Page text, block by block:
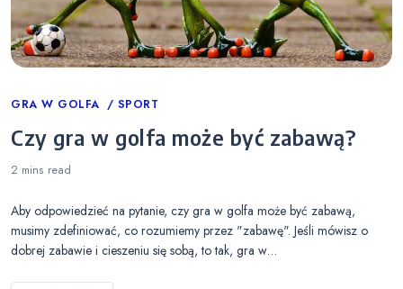
Categories
GRA W GOLFA SPORT
Czy gra w golfa może być zabawą?
2 mins read
Aby odpowiedzieć na pytanie, czy gra w golfa może być zabawą,
musimy zdefiniować, co rozumiemy przez "zabawę". Jeśli mówisz o
dobrej zabawie i cieszeniu się sobą, to tak, gra w…